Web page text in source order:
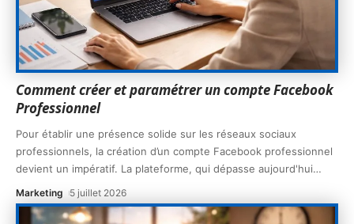
Comment créer et paramétrer un compte Facebook
Professionnel
Pour établir une présence solide sur les réseaux sociaux
professionnels, la création d’un compte Facebook professionnel
devient un impératif. La plateforme, qui dépasse aujourd'hui…
Marketing 5 juillet 2026